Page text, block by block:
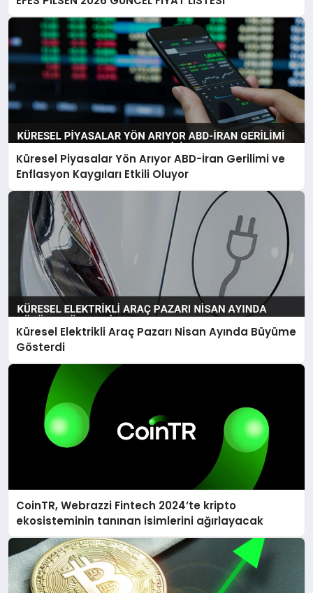
Küresel Piyasalar Yön Arıyor ABD-İran Gerilimi ve
Enflasyon Kaygıları Etkili Oluyor
Küresel Elektrikli Araç Pazarı Nisan Ayında Büyüme
Gösterdi
CoinTR, Webrazzi Fintech 2024’te kripto
ekosisteminin tanınan isimlerini ağırlayacak